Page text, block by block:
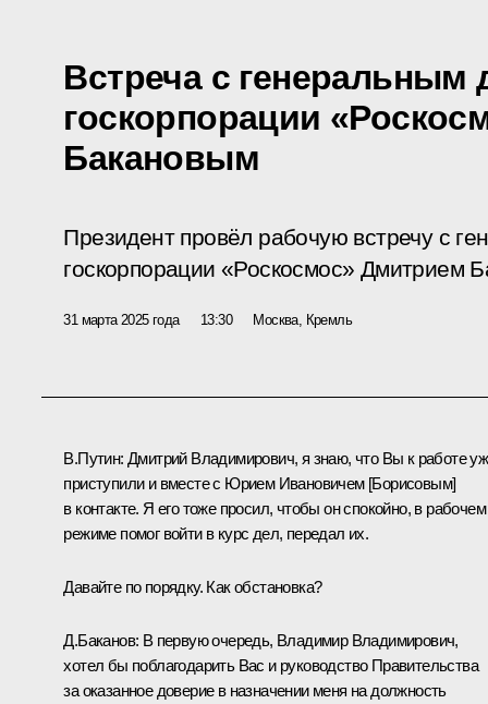
Встреча с генеральным
госкорпорации
Бакановым
Президент провёл рабочую встречу с
госкорпорации «Роскосмос» Дмитрием
31 марта 2025 года 13:30 Москва, Кремль
В.Путин: Дмитрий Владимирович, я знаю, что Вы к работе
приступили и вместе с Юрием Ивановичем [Борисовым]
в контакте. Я его тоже просил, чтобы он спокойно, в рабочем
режиме помог войти в курс дел, передал их.
Давайте по порядку. Как обстановка?
Д.Баканов: В первую очередь, Владимир Владимирович,
хотел бы поблагодарить Вас и руководство Правительства
за оказанное доверие в назначении меня на должность